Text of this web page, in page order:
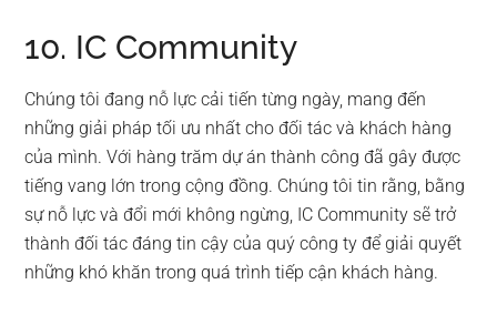
10. IC Community
Chúng tôi đang nỗ lực cải tiến từng ngày, mang đến
những giải pháp tối ưu nhất cho đối tác và khách hàng
của mình. Với hàng trăm dự án thành công đã gây được
tiếng vang lớn trong cộng đồng. Chúng tôi tin rằng, bằng
sự nỗ lực và đổi mới không ngừng, IC Community sẽ trở
thành đối tác đáng tin cậy của quý công ty để giải quyết
những khó khăn trong quá trình tiếp cận khách hàng.